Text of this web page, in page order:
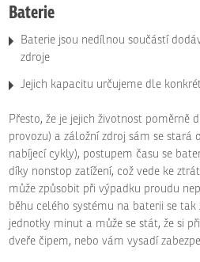
Baterie
Baterie jsou nedílnou součástí
zdroje
Jejich kapacitu určujeme dle
Přesto, že je jejich životnost poměrně
provozu) a záložní zdroj sám se stará
nabíjecí cykly), postupem času se
díky nonstop zatížení, což vede ke
může způsobit při výpadku proudu
běhu celého systému na baterii se
jednotky minut a může se stát, že si
dveře čipem, nebo vám vysadí